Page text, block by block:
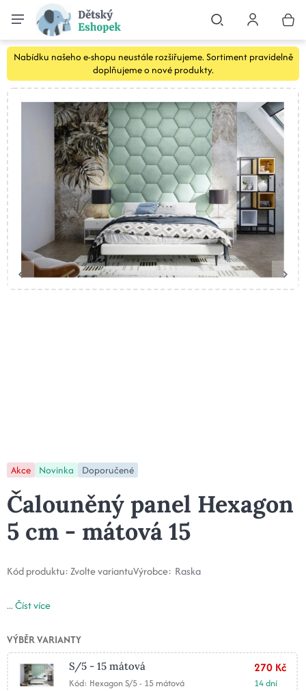
Nabídku našeho e-shopu neustále rozšiřujeme. Sortiment pravidelně
doplňujeme o nové produkty.
Akce Novinka Doporučené
Čalouněný panel Hexagon
5 cm - mátová 15
Kód produktu:Zvolte variantuVýrobce: Raska
...Číst více
VÝBĚR VARIANTY
S/5 - 15 mátová
Kód: Hexagon S/5 - 15 mátová
270 Kč
14 dní